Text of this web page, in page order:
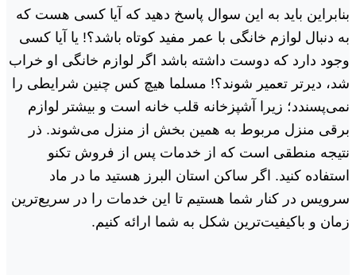
بنابراین باید به این سوال پاسخ دهید که آیا کسی هست که
به دنبال لوازم خانگی با عمر مفید کوتاه باشد؟! یا آیا کسی
وجود دارد که دوست داشته باشد اگر لوازم خانگی او خراب
شد، دیرتر تعمیر شوند؟! مسلما هیچ کس چنین شرایطی را
نمی‌پسندد؛ زیرا آشپزخانه قلب خانه است و بیشتر لوازم
برقی منزل مربوط به همین بخش از منزل می‌شوند. ذر
نتیجه منطقی است که از خدمات پس از فروش تکنو
استفاده کنید. اگر ساکن استان البرز هستید ما در ماد
سرویس در کنار شما هستیم تا این خدمات را در سریع‌ترین
زمان و باکیفیت‌ترین شکل به شما ارائه کنیم.